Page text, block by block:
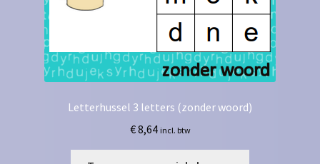
Letterhussel 3 letters (zonder woord)
€8,64 incl. btw